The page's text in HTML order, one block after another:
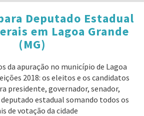
Deputado Estadual
em Lagoa Grande
(MG)
da apuração no município de Lagoa
2018: os eleitos e os candidatos
presidente, governador, senador,
estadual somando todos os
de votação da cidade